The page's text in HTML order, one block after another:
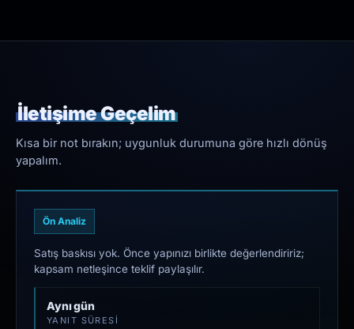
İletişime Geçelim
Kısa bir not bırakın; uygunluk durumuna göre hızlı dönüş
yapalım.
Ön Analiz
Satış baskısı yok. Önce yapınızı birlikte değerlendiririz;
kapsam netleşince teklif paylaşılır.
Aynı gün
YANIT SÜRESI